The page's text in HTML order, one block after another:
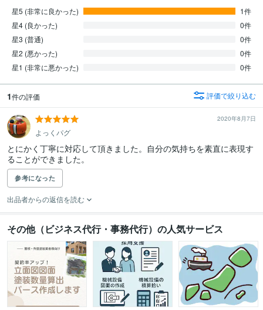
星5 (非常に良かった)
1件
星4 (良かった)
0件
星3 (普通)
0件
星2 (悪かった)
0件
星1 (非常に悪かった)
0件
1件の評価 評価で絞り込む
2020年8月7日
よっくパグ
とにかく丁寧に対応して頂きました。自分の気持ちを素直に表現す
ることができました。
参考になった
出品者からの返信を読む
その他（ビジネス代行・事務代行）の人気サービス